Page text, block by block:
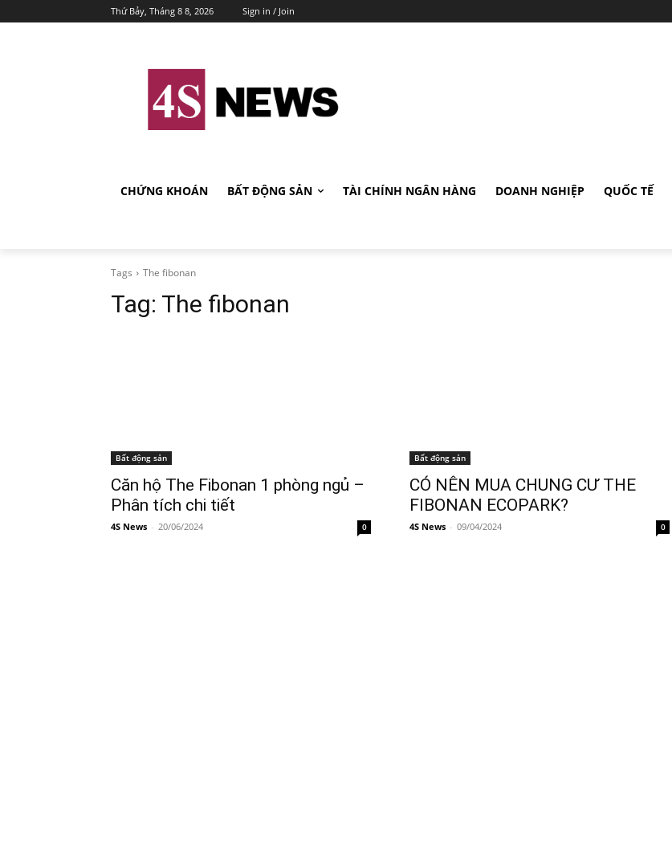
Thứ Bảy, Tháng 8 8, 2026 Sign in / Join
CHỨNG KHOÁN BẤT ĐỘNG SẢN TÀI CHÍNH NGÂN HÀNG DOANH NGHIỆP QUỐC TẾ
Tags The fibonan
Tag: The fibonan
Bất động sản
Căn hộ The Fibonan 1 phòng ngủ –
Phân tích chi tiết
4S News - 20/06/2024 0
Bất động sản
CÓ NÊN MUA CHUNG CƯ THE
FIBONAN ECOPARK?
4S News - 09/04/2024 0